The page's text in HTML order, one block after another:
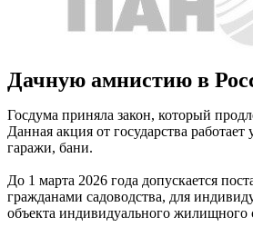
Дачную амнистию в
Госдума приняла закон, который
Данная акция от государства
гаражи, бани.
До 1 марта 2026 года допускается
гражданами садоводства, для
объекта индивидуального жилищного